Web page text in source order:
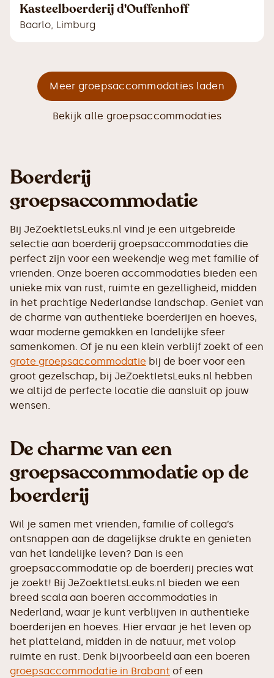
Kasteelboerderij d'Ouffenhoff
Baarlo, Limburg
Meer groepsaccommodaties laden
Bekijk alle groepsaccommodaties
Boerderij
groepsaccommodatie
Bij JeZoektIetsLeuks.nl vind je een uitgebreide
selectie aan boerderij groepsaccommodaties die
perfect zijn voor een weekendje weg met familie of
vrienden. Onze boeren accommodaties bieden een
unieke mix van rust, ruimte en gezelligheid, midden
in het prachtige Nederlandse landschap. Geniet van
de charme van authentieke boerderijen en hoeves,
waar moderne gemakken en landelijke sfeer
samenkomen. Of je nu een klein verblijf zoekt of een
grote groepsaccommodatie bij de boer voor een
groot gezelschap, bij JeZoektIetsLeuks.nl hebben
we altijd de perfecte locatie die aansluit op jouw
wensen.
De charme van een
groepsaccommodatie op de
boerderij
Wil je samen met vrienden, familie of collega’s
ontsnappen aan de dagelijkse drukte en genieten
van het landelijke leven? Dan is een
groepsaccommodatie op de boerderij precies wat
je zoekt! Bij JeZoektIetsLeuks.nl bieden we een
breed scala aan boeren accommodaties in
Nederland, waar je kunt verblijven in authentieke
boerderijen en hoeves. Hier ervaar je het leven op
het platteland, midden in de natuur, met volop
ruimte en rust. Denk bijvoorbeeld aan een boeren
groepsaccommodatie in Brabant of een